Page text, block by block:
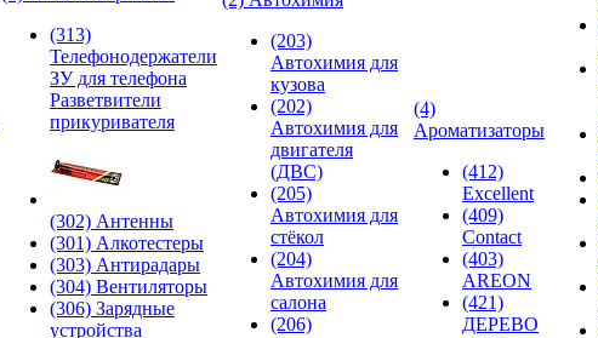
(313)
Телефонодержатели
ЗУ для телефона
Разветвители
прикуривателя
(302) Антенны
(301) Алкотестеры
(303) Антирадары
(304) Вентиляторы
(306) Зарядные
устройства
(203)
Автохимия для
кузова
(202)
Автохимия для
двигателя
(ДВС)
(205)
Автохимия для
стёкол
(204)
Автохимия для
салона
(206)
(4)
Ароматизаторы
(412)
Excellent
(409)
Contact
(403)
AREON
(421)
ДЕРЕВО